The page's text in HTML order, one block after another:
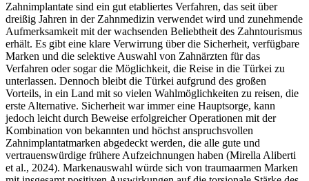
Zahnimplantate sind ein gut etabliertes Verfahren, das seit über
dreißig Jahren in der Zahnmedizin verwendet wird und zunehmende
Aufmerksamkeit mit der wachsenden Beliebtheit des Zahntourismus
erhält. Es gibt eine klare Verwirrung über die Sicherheit, verfügbare
Marken und die selektive Auswahl von Zahnärzten für das
Verfahren oder sogar die Möglichkeit, die Reise in die Türkei zu
unterlassen. Dennoch bleibt die Türkei aufgrund des großen
Vorteils, in ein Land mit so vielen Wahlmöglichkeiten zu reisen, die
erste Alternative. Sicherheit war immer eine Hauptsorge, kann
jedoch leicht durch Beweise erfolgreicher Operationen mit der
Kombination von bekannten und höchst anspruchsvollen
Zahnimplantatmarken abgedeckt werden, die alle gute und
vertrauenswürdige frühere Aufzeichnungen haben (Mirella Aliberti
et al., 2024). Markenauswahl würde sich von traumaarmen Marken